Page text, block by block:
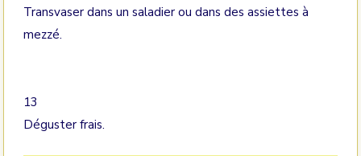
Transvaser dans un saladier ou dans des assiettes à
mezzé.
13
Déguster frais.